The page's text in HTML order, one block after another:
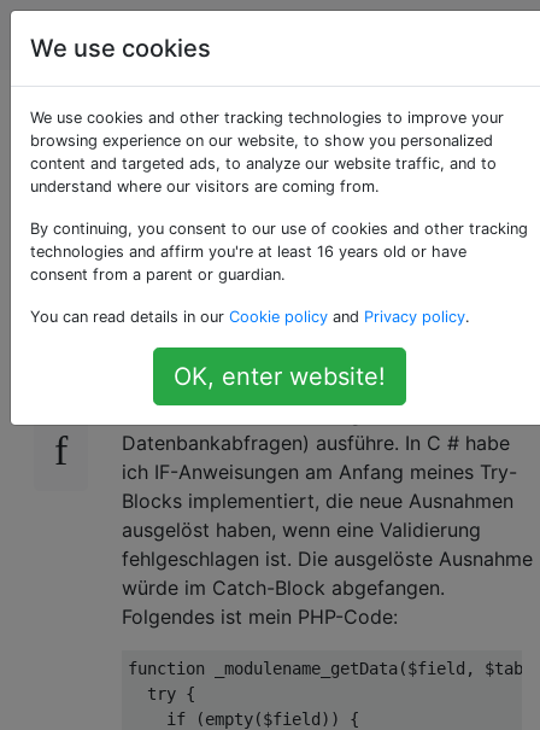
Programmierung
Ausnahmen in einem
PHP Try Catch-Block
auslösen
76
Ich habe eine PHP-Funktion in einer Drupal 6
.module-Datei. Ich versuche, erste
Variablenüberprüfungen durchzuführen,
bevor ich intensivere Aufgaben (z. B.
Datenbankabfragen) ausführe. In C # habe
ich IF-Anweisungen am Anfang meines Try-
Blocks implementiert, die neue Ausnahmen
ausgelöst haben, wenn eine Validierung
fehlgeschlagen ist. Die ausgelöste Ausnahme
würde im Catch-Block abgefangen.
Folgendes ist mein PHP-Code:
function _modulename_getData($field,
try {
if (empty($field)) {
We use cookies
We use cookies and other tracking technologies to improve your
browsing experience on our website, to show you personalized
content and targeted ads, to analyze our website traffic, and to
understand where our visitors are coming from.
By continuing, you consent to our use of cookies and other tracking
technologies and affirm you're at least 16 years old or have
consent from a parent or guardian.
You can read details in our Cookie policy and Privacy policy.
OK, enter website!